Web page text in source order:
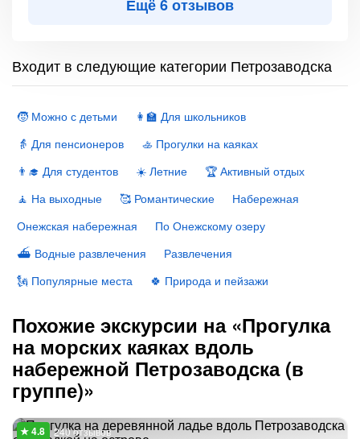
Ещё 6 отзывов
Входит в следующие категории Петрозаводска
🧒 Можно с детьми
👩‍🏫 Для школьников
👵 Для пенсионеров
🚣 Прогулки на каяках
👨‍🎓 Для студентов
☀️ Летние
🏆 Активный отдых
🧘 На выходные
🥰 Романтические
Набережная
Онежская набережная
По Онежскому озеру
⛴ Водные развлечения
Развлечения
🗽 Популярные места
🍀 Природа и пейзажи
Похожие экскурсии на «Прогулка
на морских каяках вдоль
набережной Петрозаводска (в
группе)»
240 отзывов